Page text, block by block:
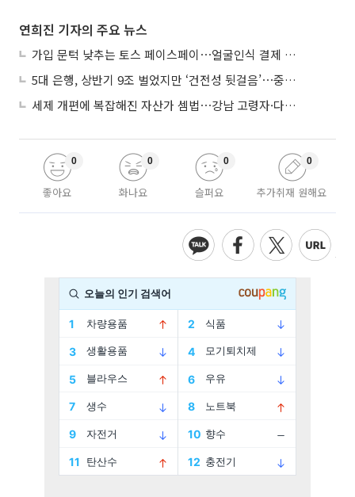
연희진 기자의 주요 뉴스
가입 문턱 낮추는 토스 페이스페이⋯얼굴인식 결제 확산 속도낸다
5대 은행, 상반기 9조 벌었지만 ‘건전성 뒷걸음’⋯중기대출 문턱 높아지나
세제 개편에 복잡해진 자산가 셈법⋯강남 고령자·다주택자 ‘자산재편 고심’
좋아요
0
화나요
0
슬퍼요
0
추가취재 원해요
0